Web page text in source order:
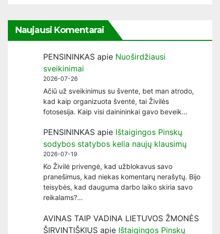
Naujausi Komentarai
PENSININKAS apie Nuoširdžiausi
sveikinimai
2026-07-26
Ačiū už sveikinimus su švente, bet man atrodo,
kad kaip organizuota šventė, tai Živilės
fotosesija. Kaip visi dainininkai gavo beveik…
PENSININKAS apie Ištaigingos Pinskų
sodybos statybos kelia naujų klausimų
2026-07-19
Ko Živilė privengė, kad užblokavus savo
pranešimus, kad niekas komentarų nerašytų. Bijo
teisybės, kad dauguma darbo laiko skiria savo
reikalams?…
AVINAS TAIP VADINA LIETUVOS ŽMONĖS
ŠIRVINTIŠKIUS apie Ištaigingos Pinskų